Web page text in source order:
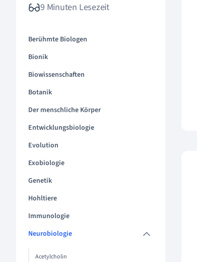
9 Minuten Lesezeit
Berühmte Biologen
Bionik
Biowissenschaften
Botanik
Der menschliche Körper
Entwicklungsbiologie
Evolution
Exobiologie
Genetik
Hohltiere
Immunologie
Neurobiologie
Acetylcholin